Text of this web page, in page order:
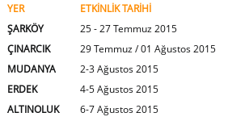
YER ETKİNLİK TARİHİ
ŞARKÖY
25 - 27 Temmuz 2015
ÇINARCIK
29 Temmuz / 01 Ağustos 2015
MUDANYA
2-3 Ağustos 2015
ERDEK
4-5 Ağustos 2015
ALTINOLUK
6-7 Ağustos 2015